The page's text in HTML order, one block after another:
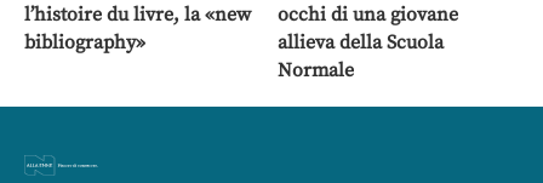
POLITICA SCIENZE SOCIETÀ STORIA
l’histoire du livre, la «new
bibliography»
occhi di una giovane
allieva della Scuola
Normale